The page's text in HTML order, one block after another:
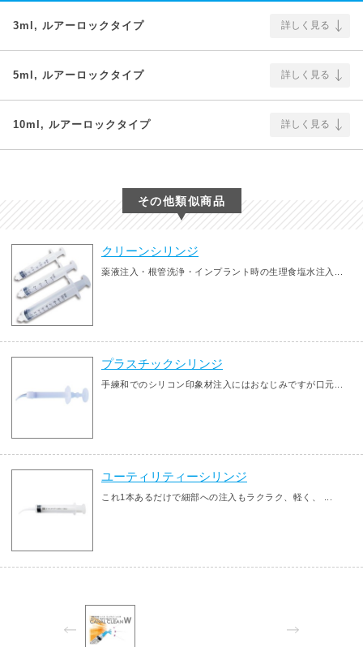
3ml, ルアーロックタイプ 詳しく見る
5ml, ルアーロックタイプ 詳しく見る
10ml, ルアーロックタイプ 詳しく見る
その他類似商品
クリーンシリンジ
薬液注入・根管洗浄・インプラント時の生理食塩水注入...
プラスチックシリンジ
手練和でのシリコン印象材注入にはおなじみですが口元...
ユーティリティーシリンジ
これ1本あるだけで細部への注入もラクラク、軽く、 ...